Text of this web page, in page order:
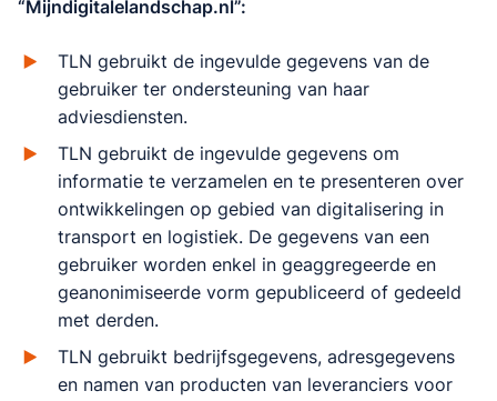
“Mijndigitalelandschap.nl”:
TLN gebruikt de ingevulde gegevens van de
gebruiker ter ondersteuning van haar
adviesdiensten.
TLN gebruikt de ingevulde gegevens om
informatie te verzamelen en te presenteren over
ontwikkelingen op gebied van digitalisering in
transport en logistiek. De gegevens van een
gebruiker worden enkel in geaggregeerde en
geanonimiseerde vorm gepubliceerd of gedeeld
met derden.
TLN gebruikt bedrijfsgegevens, adresgegevens
en namen van producten van leveranciers voor